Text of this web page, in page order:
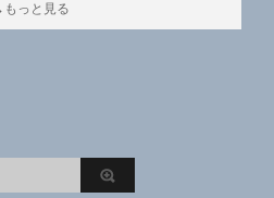
っと見る